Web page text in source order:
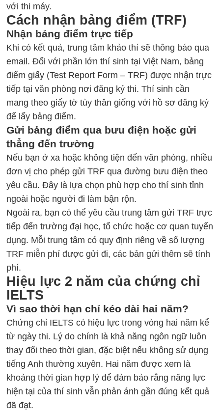
với thi máy.
Cách nhận bảng điểm (TRF)
Nhận bảng điểm trực tiếp
Khi có kết quả, trung tâm khảo thí sẽ thông báo qua
email. Đối với phần lớn thí sinh tại Việt Nam, bảng
điểm giấy (Test Report Form – TRF) được nhận trực
tiếp tại văn phòng nơi đăng ký thi. Thí sinh cần
mang theo giấy tờ tùy thân giống với hồ sơ đăng ký
để lấy bảng điểm.
Gửi bảng điểm qua bưu điện hoặc gửi
thẳng đến trường
Nếu bạn ở xa hoặc không tiện đến văn phòng, nhiều
đơn vị cho phép gửi TRF qua đường bưu điện theo
yêu cầu. Đây là lựa chọn phù hợp cho thí sinh tỉnh
ngoài hoặc người đi làm bận rộn.
Ngoài ra, bạn có thể yêu cầu trung tâm gửi TRF trực
tiếp đến trường đại học, tổ chức hoặc cơ quan tuyển
dụng. Mỗi trung tâm có quy định riêng về số lượng
TRF miễn phí được gửi đi, các bản gửi thêm sẽ tính
phí.
Hiệu lực 2 năm của chứng chỉ
IELTS
Vì sao thời hạn chỉ kéo dài hai năm?
Chứng chỉ IELTScó hiệu lực trong vòng hai năm kể
từ ngày thi. Lý do chính là khả năng ngôn ngữ luôn
thay đổi theo thời gian, đặc biệt nếu không sử dụng
tiếng Anh thường xuyên. Hai năm được xem là
khoảng thời gian hợp lý để đảm bảo rằng năng lực
hiện tại của thí sinh vẫn phản ánh gần đúng kết quả
đã đạt.